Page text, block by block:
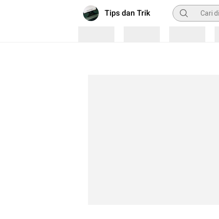
Tips dan Trik Pencarian